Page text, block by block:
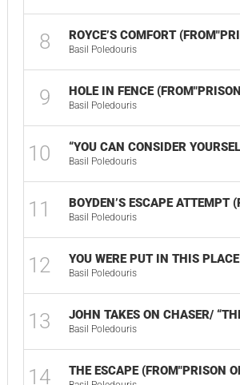
8 ROYCE’S COMFORT
Basil Poledouris
9 HOLE IN FENCE
Basil Poledouris
10 “YOU CAN CONSIDER
Basil Poledouris
11 BOYDEN’S ESCAPE ATTEMPT
Basil Poledouris
12 YOU WERE PUT IN THIS
Basil Poledouris
13 JOHN TAKES ON CHASER/
Basil Poledouris
14 THE ESCAPE (FROM"PRISON